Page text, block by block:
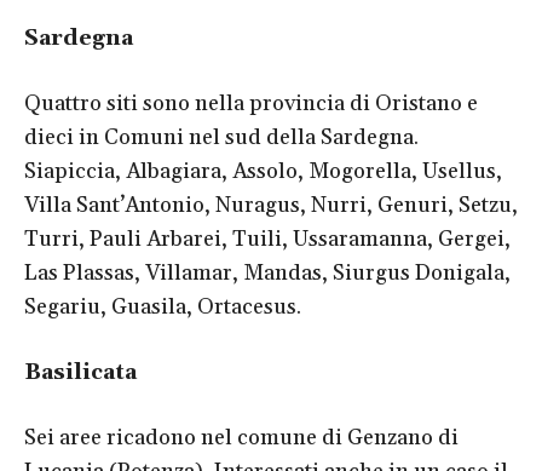
Sardegna
Quattro siti sono nella provincia di Oristano e
dieci in Comuni nel sud della Sardegna.
Siapiccia, Albagiara, Assolo, Mogorella, Usellus,
Villa Sant’Antonio, Nuragus, Nurri, Genuri, Setzu,
Turri, Pauli Arbarei, Tuili, Ussaramanna, Gergei,
Las Plassas, Villamar, Mandas, Siurgus Donigala,
Segariu, Guasila, Ortacesus.
Basilicata
Sei aree ricadono nel comune di Genzano di